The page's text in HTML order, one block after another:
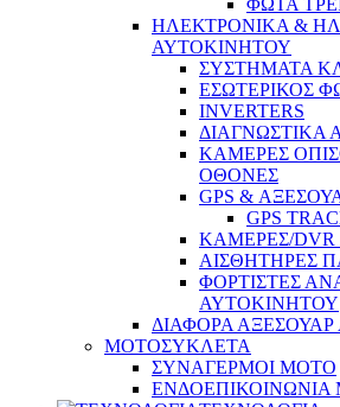
ΦΩΤΑ
ΗΛΕΚΤΡΟΝΙΚΑ &
ΑΥΤΟΚΙΝΗΤΟΥ
ΣΥΣΤΗΜΑΤΑ
ΕΣΩΤΕΡΙΚΟΣ
INVERTERS
ΔΙΑΓΝΩΣΤΙΚΑ
ΚΑΜΕΡΕΣ
ΟΘΟΝΕΣ
GPS &
GPS
ΚΑΜΕΡΕΣ/
ΑΙΣΘΗΤΗΡΕΣ
ΦΟΡΤΙΣΤΕΣ
ΑΥΤΟΚΙΝΗΤΟΥ
ΔΙΑΦΟΡΑ
ΜΟΤΟΣΥΚΛΕΤΑ
ΣΥΝΑΓΕΡΜΟΙ ΜΟΤΟ